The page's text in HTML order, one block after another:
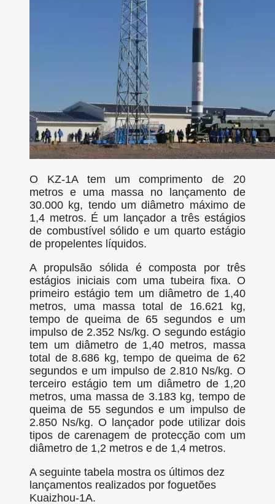
O KZ-1A tem um comprimento de 20
metros e uma massa no lançamento de
30.000 kg, tendo um diâmetro máximo de
1,4 metros. É um lançador a três estágios
de combustível sólido e um quarto estágio
de propelentes líquidos.
A propulsão sólida é composta por três
estágios iniciais com uma tubeira fixa. O
primeiro estágio tem um diâmetro de 1,40
metros, uma massa total de 16.621 kg,
tempo de queima de 65 segundos e um
impulso de 2.352 Ns/kg. O segundo estágio
tem um diâmetro de 1,40 metros, massa
total de 8.686 kg, tempo de queima de 62
segundos e um impulso de 2.810 Ns/kg. O
terceiro estágio tem um diâmetro de 1,20
metros, uma massa de 3.183 kg, tempo de
queima de 55 segundos e um impulso de
2.850 Ns/kg. O lançador pode utilizar dois
tipos de carenagem de protecção com um
diâmetro de 1,2 metros e de 1,4 metros.
A seguinte tabela mostra os últimos dez
lançamentos realizados por foguetões
Kuaizhou-1A.